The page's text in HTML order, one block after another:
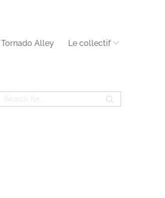
Tornado Alley Le collectif